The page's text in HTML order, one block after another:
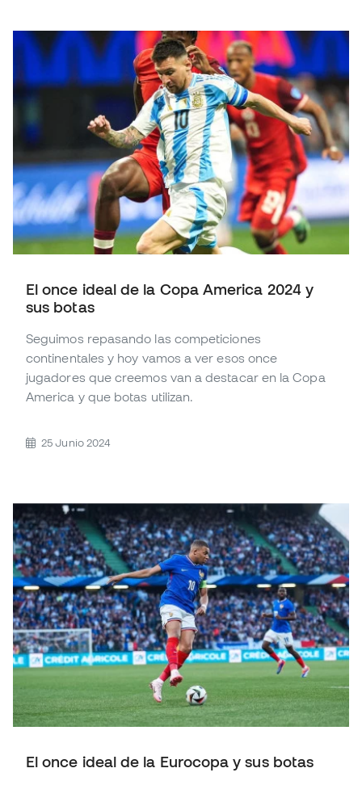
El once ideal de la Copa America 2024 y
sus botas
Seguimos repasando las competiciones
continentales y hoy vamos a ver esos once
jugadores que creemos van a destacar en la Copa
America y que botas utilizan.
25 Junio 2024
El once ideal de la Eurocopa y sus botas